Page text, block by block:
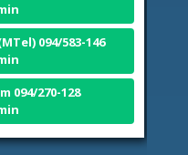
094/583-146
094/270-128